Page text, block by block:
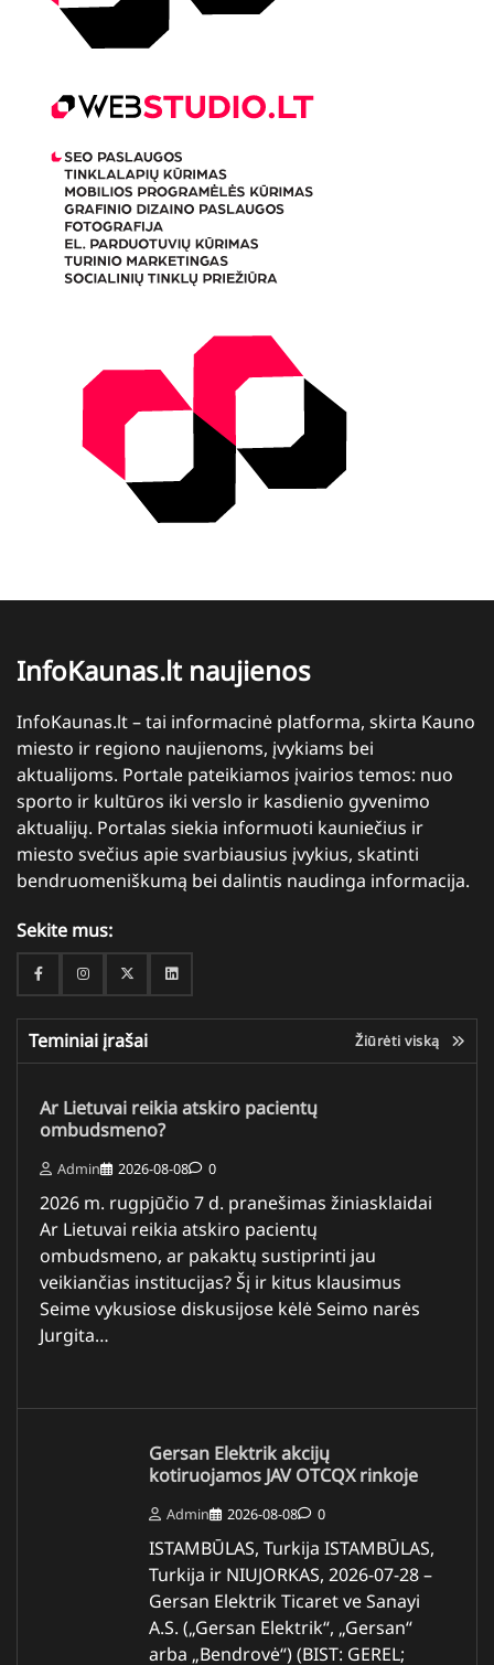
InfoKaunas.lt naujienos
InfoKaunas.lt – tai informacinė platforma, skirta Kauno
miesto ir regiono naujienoms, įvykiams bei
aktualijoms. Portale pateikiamos įvairios temos: nuo
sporto ir kultūros iki verslo ir kasdienio gyvenimo
aktualijų. Portalas siekia informuoti kauniečius ir
miesto svečius apie svarbiausius įvykius, skatinti
bendruomeniškumą bei dalintis naudinga informacija.
Sekite mus:
FacebookInstagramTwitterLinkedin
Teminiai įrašai Žiūrėti viską
Ar Lietuvai reikia atskiro pacientų
ombudsmeno?
Admin 2026-08-08 0
2026 m. rugpjūčio 7 d. pranešimas žiniasklaidai
Ar Lietuvai reikia atskiro pacientų
ombudsmeno, ar pakaktų sustiprinti jau
veikiančias institucijas? Šį ir kitus klausimus
Seime vykusiose diskusijose kėlė Seimo narės
Jurgita…
Gersan Elektrik akcijų
kotiruojamos JAV OTCQX rinkoje
Admin 2026-08-08 0
ISTAMBŪLAS, Turkija ISTAMBŪLAS,
Turkija ir NIUJORKAS, 2026-07-28 –
Gersan Elektrik Ticaret ve Sanayi
A.S. („Gersan Elektrik“, „Gersan“
arba „Bendrovė“) (BIST: GEREL;